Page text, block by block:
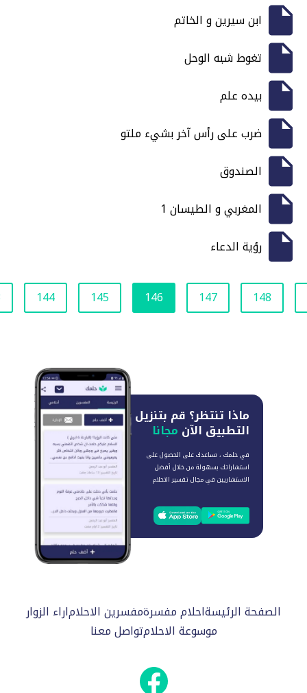
ابن سيرين و الخاتم
تغوط شبه الوحل
بيده علم
ضرب على رأس آخر بشيء ملتو
الصندوق
المغربي و الطيسان 1
رؤية الدعاء
144 145 146 147 148
ماذا تنتظر؟ قم بتنزيل
التطبيق الآن مجانا
في حلمك ، نساعدك على الحصول على
استشاراتك بسهولة من خلال أفضل
الاستشاريين في مجال تفسير الاحلام
الصفحة الرئيسةاحلام مفسرةمفسرين الاحلاماراء الزوار
موسوعة الاحلامتواصل معنا